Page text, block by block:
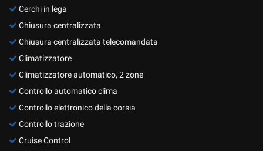
Cerchi in lega
Chiusura centralizzata
Chiusura centralizzata telecomandata
Climatizzatore
Climatizzatore automatico, 2 zone
Controllo automatico clima
Controllo elettronico della corsia
Controllo trazione
Cruise Control